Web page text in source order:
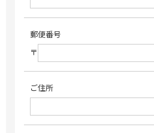
郵便番号
〒
ご住所